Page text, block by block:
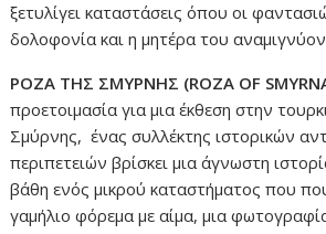
ξετυλίγει καταστάσεις όπου οι
δολοφονία και η μητέρα του
ΡΟΖΑ ΤΗΣ ΣΜΥΡΝΗΣ (ROZA OF
προετοιμασία για μια έκθεση στην
Σμύρνης, ένας συλλέκτης ιστορικών
περιπετειών βρίσκει μια άγνωστη
βάθη ενός μικρού καταστήματος που
γαμήλιο φόρεμα με αίμα, μια